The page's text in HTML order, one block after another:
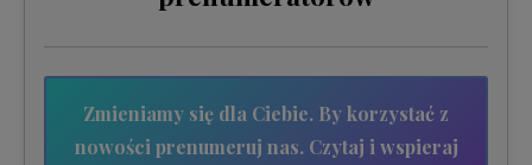
Zmieniamy się dla Ciebie. By korzystać z
nowości prenumeruj nas. Czytaj i wspieraj